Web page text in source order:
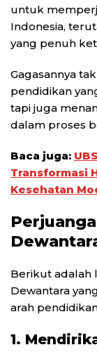
untuk
Indonesia,
yang penuh
Gagasannya
pendidikan
tapi juga
dalam proses
Baca juga:
Transformasi
Kesehatan
Berikut adalah
Dewantara
arah
1.